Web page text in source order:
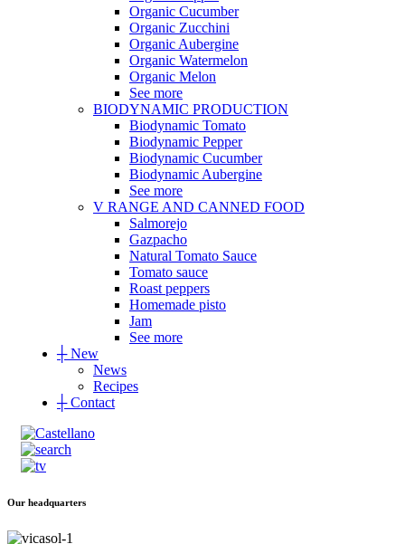
Organic Cucumber
Organic Zucchini
Organic Aubergine
Organic Watermelon
Organic Melon
See more
BIODYNAMIC PRODUCTION
Biodynamic Tomato
Biodynamic Pepper
Biodynamic Cucumber
Biodynamic Aubergine
See more
V RANGE AND CANNED FOOD
Salmorejo
Gazpacho
Natural Tomato Sauce
Tomato sauce
Roast peppers
Homemade pisto
Jam
See more
┼New
News
Recipes
┼Contact
Our headquarters